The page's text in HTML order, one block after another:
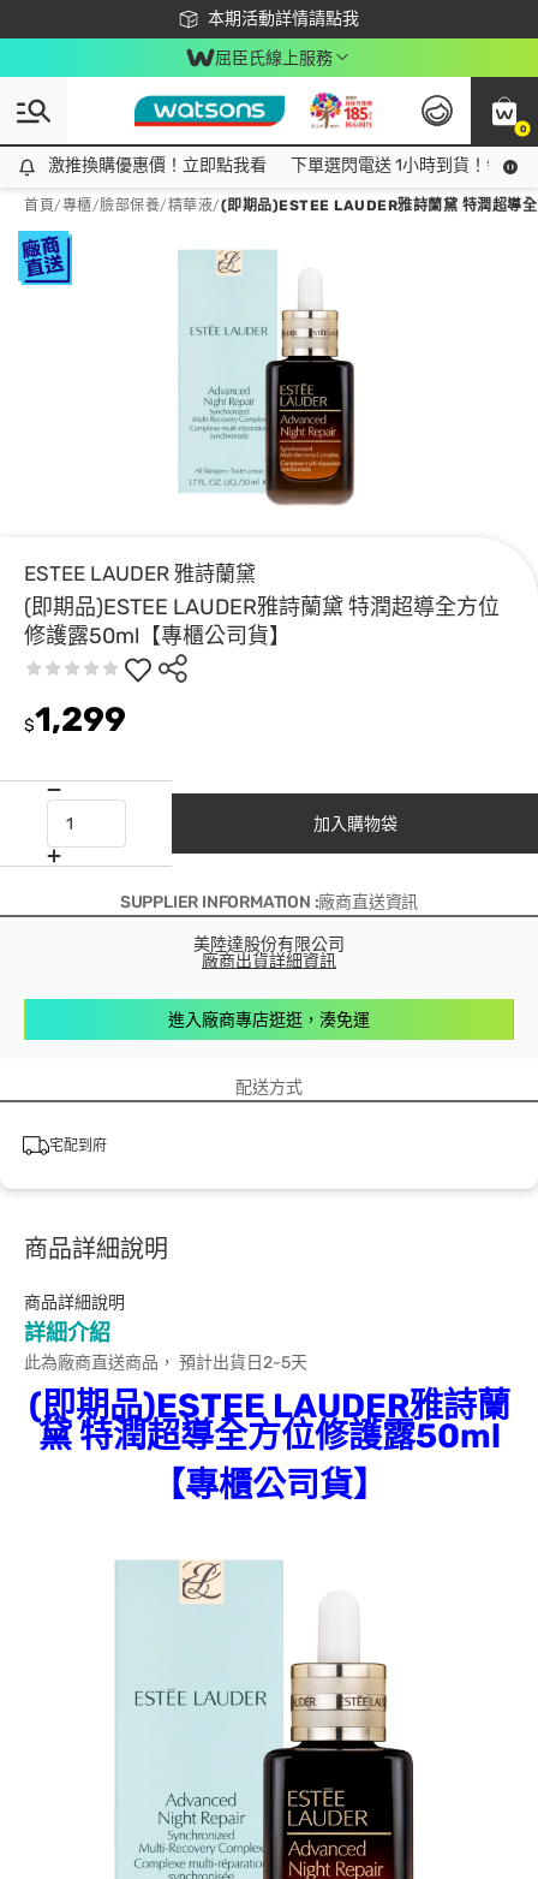
本期活動詳情請點我
下載app最高回饋$350
屈臣氏線上服務
0
激推換購優惠價！立即點我看
激推換購優惠價！立即點我看 下單選閃電送 1小時到貨！領神
首頁/專櫃/臉部保養/精華液/(即期品)ESTEE LAUDER雅詩蘭黛 特潤超導
ESTEE LAUDER 雅詩蘭黛
(即期品)ESTEE LAUDER雅詩蘭黛 特潤超導全方位
修護露50ml【專櫃公司貨】
$1,299
加入購物袋
SUPPLIER INFORMATION :廠商直送資訊
美陸達股份有限公司
廠商出貨詳細資訊
進入廠商專店逛逛，湊免運
配送方式
宅配到府
商品詳細說明
商品詳細說明
詳細介紹
此為廠商直送商品， 預計出貨日2-5天
(即期品)ESTEE LAUDER雅詩蘭
黛 特潤超導全方位修護露50ml
【專櫃公司貨】